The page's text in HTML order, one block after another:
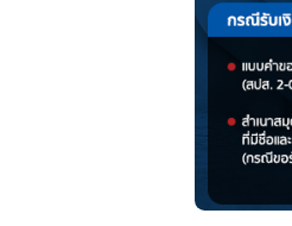
จะได้รับเป็น เงินบำเหน็จช
ผู้ประกันตนจะรู้ได้ยังไงว่า จ
คือ เงิน